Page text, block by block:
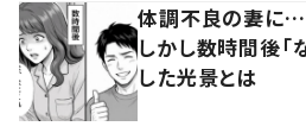
体調不良の妻に…
しかし数時間後
した光景とは